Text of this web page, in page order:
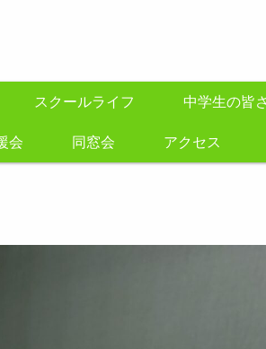
スクールライフ 中学生の皆
会 同窓会 アクセス